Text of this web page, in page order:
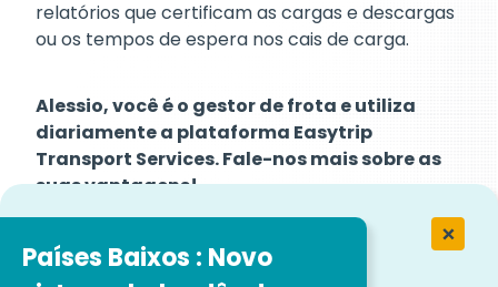
Países Baixos : Novo
relatórios que certificam as cargas e descargas
ou os tempos de espera nos cais de carga.
Alessio, você é o gestor de frota e utiliza
diariamente a plataforma Easytrip
Transport Services. Fale-nos mais sobre as
suas vantagens!
Ligámos a plataforma ao software de gestão de
frotas e armazéns através das API e
escolhemos a melhor configuração para cada